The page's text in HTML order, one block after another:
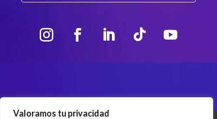
Valoramos tu privacidad